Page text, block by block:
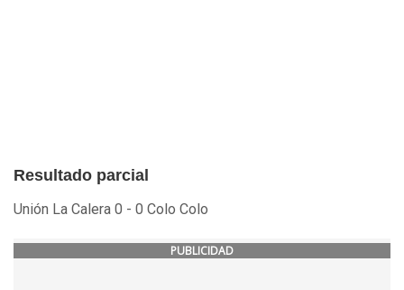
Resultado parcial
Unión La Calera 0 - 0 Colo Colo
PUBLICIDAD